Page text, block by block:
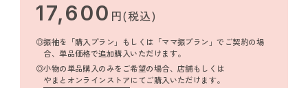
17,600 円(税込)
振袖を「購入プラン」もしくは「ママ振プラン」でご契約の場
合、単品価格で追加購入いただけます。
小物の単品購入のみをご希望の場合、店舗もしくは
やまとオンラインストアにてご購入いただけます。